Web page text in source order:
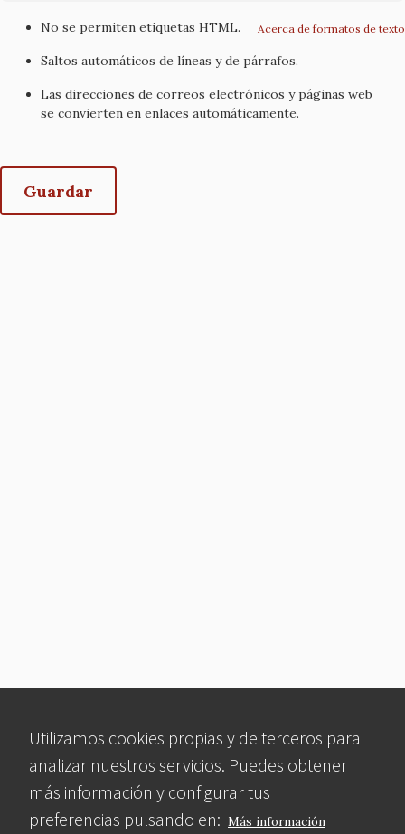
Utilizamos cookies propias y de terceros para
analizar nuestros servicios. Puedes obtener
más información y configurar tus
preferencias pulsando en: Más información
Acerca de formatos de texto
No se permiten etiquetas HTML.
Saltos automáticos de líneas y de párrafos.
Las direcciones de correos electrónicos y páginas web
se convierten en enlaces automáticamente.